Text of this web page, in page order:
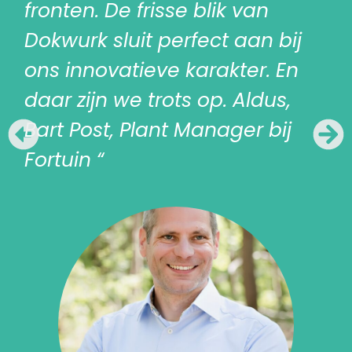
fronten. De frisse blik van
Dokwurk sluit perfect aan bij
ons innovatieve karakter. En
daar zijn we trots op. Aldus,
Bart Post, Plant Manager bij
Fortuin “